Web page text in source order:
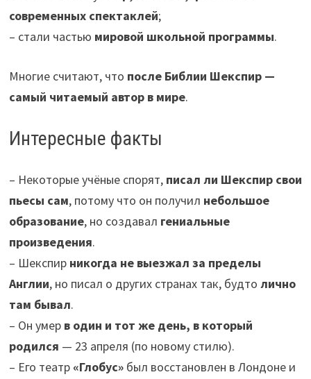
современных спектаклей;
– стали частью мировой школьной программы.
Многие считают, что после Библии Шекспир —
самый читаемый автор в мире.
Интересные факты
– Некоторые учёные спорят, писал ли Шекспир свои
пьесы сам, потому что он получил небольшое
образование, но создавал гениальные
произведения.
– Шекспир никогда не выезжал за пределы
Англии, но писал о других странах так, будто лично
там бывал.
– Он умер в один и тот же день, в который
родился — 23 апреля (по новому стилю).
– Его театр «Глобус»был восстановлен в Лондоне и